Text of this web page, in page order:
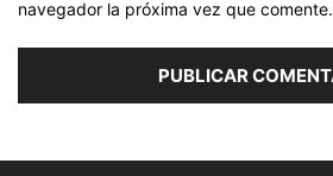
navegador la próxima vez que comente.